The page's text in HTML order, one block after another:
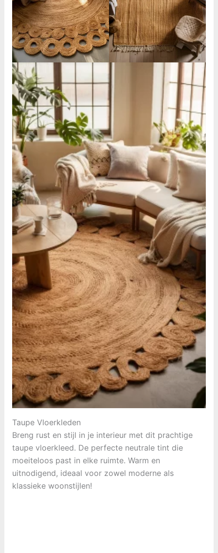
Taupe Vloerkleden
Breng rust en stijl in je interieur met dit prachtige
taupe vloerkleed. De perfecte neutrale tint die
moeiteloos past in elke ruimte. Warm en
uitnodigend, ideaal voor zowel moderne als
klassieke woonstijlen!